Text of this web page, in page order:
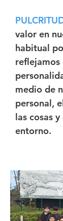
valor en
habitual
reflejamos
medio de
personal,
las cosas
entorno.